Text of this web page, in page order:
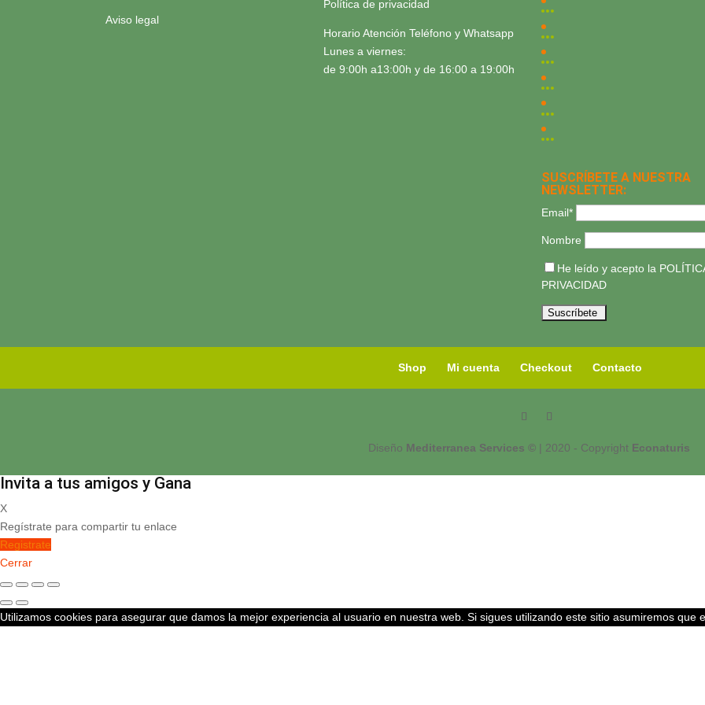
Aviso legal
Política de privacidad
Horario Atención Teléfono y Whatsapp
Lunes a viernes:
de 9:00h a13:00h y de 16:00 a 19:00h
SUSCRÍBETE A NUESTRA
NEWSLETTER:
Email*
Nombre
He leído y acepto la
PRIVACIDAD
Shop Mi cuenta Checkout Contacto
Diseño Mediterranea Services ©| 2020 - Copyright Econaturis
Invita a tus amigos y Gana
X
Regístrate para compartir tu enlace
Registrate
Cerrar
Utilizamos cookies para asegurar que damos la mejor experiencia al usuario en nuestra web. Si sigues utilizando este sitio asumiremos que